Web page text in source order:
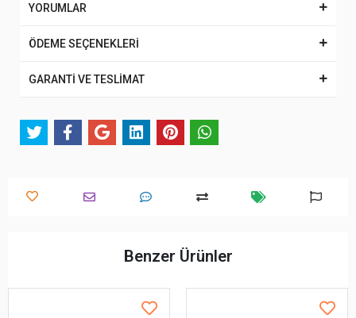
YORUMLAR
ÖDEME SEÇENEKLERİ
GARANTİ VE TESLİMAT
Benzer Ürünler